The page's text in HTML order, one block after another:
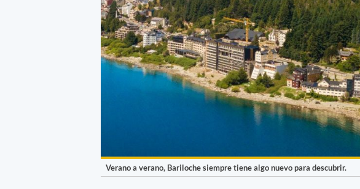
Verano a verano, Bariloche siempre tiene algo nuevo para descubrir.